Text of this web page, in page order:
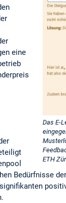
Das E-
ETH
eine
Bedürfnisse